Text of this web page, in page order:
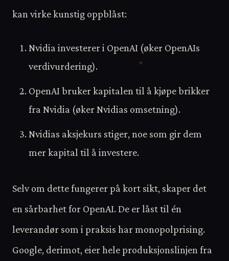
kan virke kunstig oppblåst:
Nvidia investerer i OpenAI (øker OpenAIs
verdivurdering).
OpenAI bruker kapitalen til å kjøpe brikker
fra Nvidia (øker Nvidias omsetning).
Nvidias aksjekurs stiger, noe som gir dem
mer kapital til å investere.
Selv om dette fungerer på kort sikt, skaper det
en sårbarhet for OpenAI. De er låst til én
leverandør som i praksis har monopolprising.
Google, derimot, eier hele produksjonslinjen fra